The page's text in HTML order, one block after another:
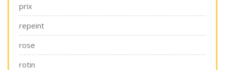
prix
repeint
rose
rotin